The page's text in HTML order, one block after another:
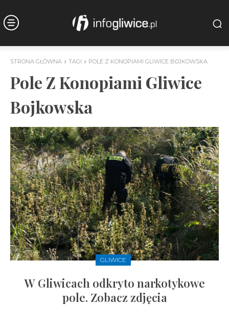
STRONA GŁÓWNA TAGI POLE Z KONOPIAMI GLIWICE BOJKOWSKA
Pole Z Konopiami Gliwice
Bojkowska
GLIWICE
W Gliwicach odkryto narkotykowe
pole. Zobacz zdjęcia